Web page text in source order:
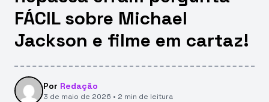
FÁCIL sobre Michael
Jackson e filme em cartaz!
Por Redação
3 de maio de 2026 • 2 min de leitura